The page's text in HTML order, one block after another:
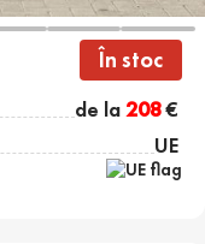
În stoc
de la208€
UE